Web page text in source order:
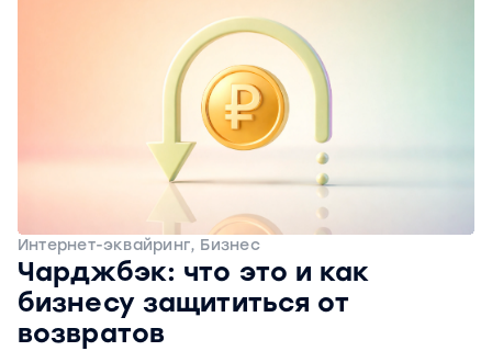
Интернет-эквайринг, Бизнес
Чарджбэк: что это и как
бизнесу защититься от
возвратов